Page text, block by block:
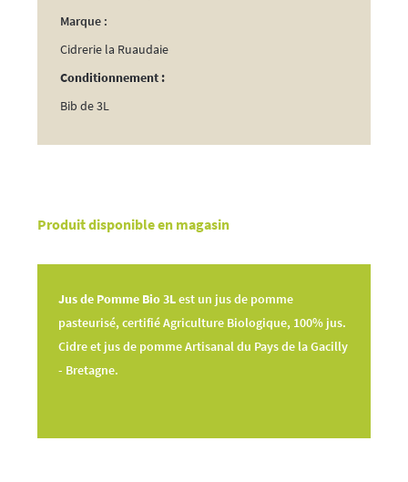
Produit disponible en magasin
Jus de Pomme Bio 3Lest un jus de pomme
pasteurisé, certifié Agriculture Biologique, 100% jus.
Cidre et jus de pomme Artisanal du Pays de la Gacilly
- Bretagne.
Marque :
Cidrerie la Ruaudaie
Conditionnement :
Bib de 3L